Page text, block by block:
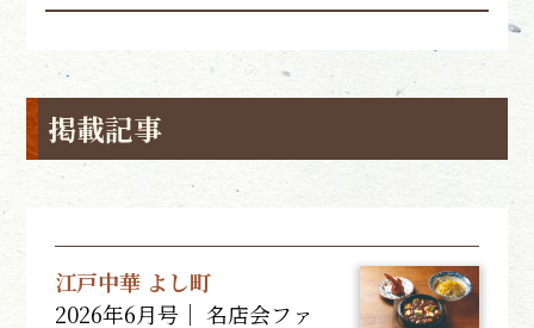
掲載記事
江戸中華 よし町
2026年6月号｜ 名店会ファ